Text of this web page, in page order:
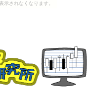
示されなくなります。